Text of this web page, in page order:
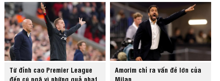
Từ đỉnh cao Premier League
đến cú ngã vì những quả phạt
Amorim chỉ ra vấn đề lớn của
Milan